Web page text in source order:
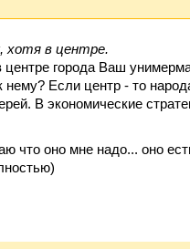
хотя в центре.
города Ваш
Если центр - то
В экономические
что оно мне надо... оно